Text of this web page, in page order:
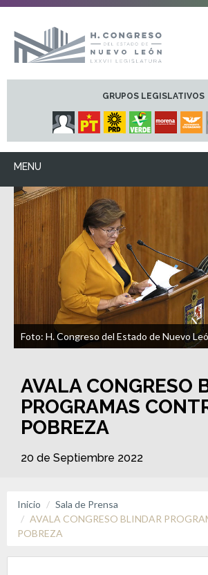
GRUPOS LEGISLATIVOS
MENU
Foto: H. Congreso del Estado de Nuevo
AVALA CONGRESO
PROGRAMAS
POBREZA
20 de Septiembre 2022
Inicio
Sala de Prensa
AVALA CONGRESO BLINDAR
POBREZA